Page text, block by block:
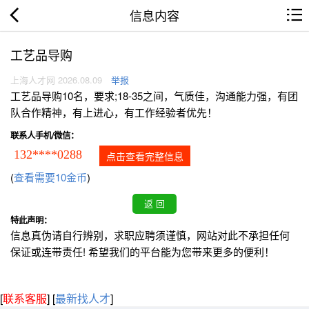
信息内容
工艺品导购
上海人才网 2026.08.09 举报
工艺品导购10名，要求;18-35之间，气质佳，沟通能力强，有团
队合作精神，有上进心，有工作经验者优先！
联系人手机/微信：
132****0288 点击查看完整信息
(查看需要10金币)
特此声明：
信息真伪请自行辨别，求职应聘须谨慎，网站对此不承担任何
保证或连带责任! 希望我们的平台能为您带来更多的便利！
[联系客服] [最新找人才]